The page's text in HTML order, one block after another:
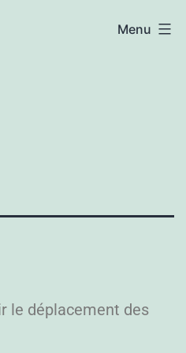
Menu
le déplacement des